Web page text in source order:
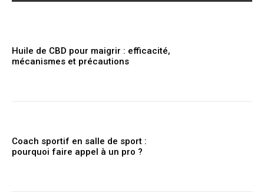
Huile de CBD pour maigrir : efficacité,
mécanismes et précautions
Coach sportif en salle de sport :
pourquoi faire appel à un pro ?